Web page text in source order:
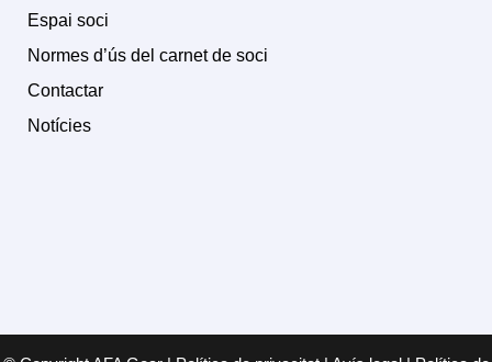
Espai soci
Normes d’ús del carnet de soci
Contactar
Notícies